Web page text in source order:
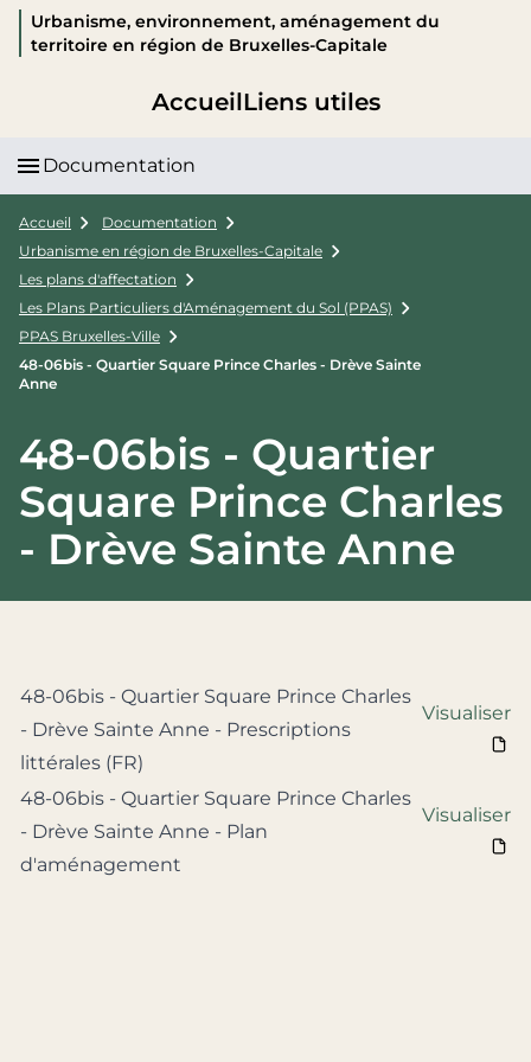
Urbanisme, environnement, aménagement du
territoire en région de Bruxelles-Capitale
AccueilLiens utiles
Documentation
Accueil
Documentation
Urbanisme en région de Bruxelles-Capitale
Les plans d'affectation
Les Plans Particuliers d'Aménagement du Sol (PPAS)
PPAS Bruxelles-Ville
48-06bis - Quartier Square Prince Charles - Drève Sainte
Anne
48-06bis - Quartier
Square Prince Charles
- Drève Sainte Anne
48-06bis - Quartier Square Prince Charles
- Drève Sainte Anne - Prescriptions
littérales (FR)
Visualiser
48-06bis - Quartier Square Prince Charles
- Drève Sainte Anne - Plan
d'aménagement
Visualiser